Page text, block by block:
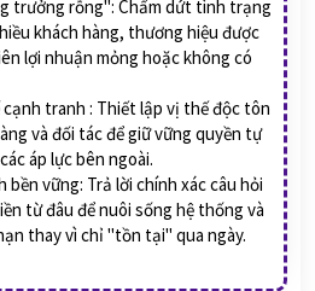
trưởng rỗng": Chấm dứt tình trạng
khách hàng, thương hiệu được
lợi nhuận mỏng hoặc không có
tranh : Thiết lập vị thế độc tôn
và đối tác để giữ vững quyền tự
áp lực bên ngoài.
bền vững: Trả lời chính xác câu hỏi
từ đâu để nuôi sống hệ thống và
thay vì chỉ "tồn tại" qua ngày.